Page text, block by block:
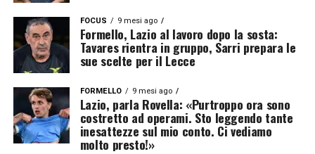
FOCUS 9 mesi ago
Formello, Lazio al lavoro dopo la sosta:
Tavares rientra in gruppo, Sarri prepara le
sue scelte per il Lecce
FORMELLO 9 mesi ago
Lazio, parla Rovella: «Purtroppo ora sono
costretto ad operami. Sto leggendo tante
inesattezze sul mio conto. Ci vediamo
molto presto!»